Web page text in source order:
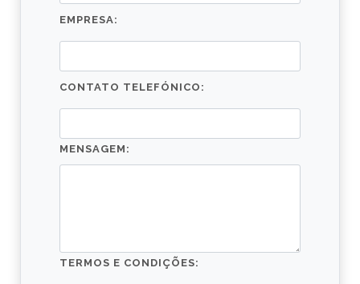
EMPRESA:
CONTATO TELEFÓNICO:
MENSAGEM:
TERMOS E CONDIÇÕES: